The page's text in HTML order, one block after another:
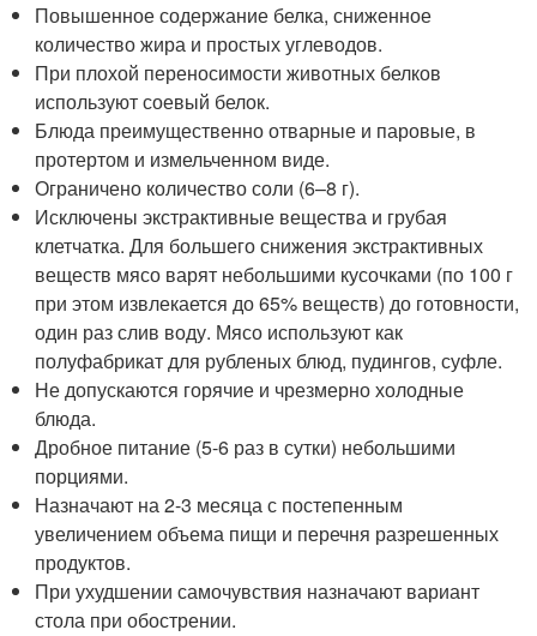
Повышенное содержание белка, сниженное
количество жира и простых углеводов.
При плохой переносимости животных белков
используют соевый белок.
Блюда преимущественно отварные и паровые, в
протертом и измельченном виде.
Ограничено количество соли (6–8 г).
Исключены экстрактивные вещества и грубая
клетчатка. Для большего снижения экстрактивных
веществ мясо варят небольшими кусочками (по 100 г
при этом извлекается до 65% веществ) до готовности,
один раз слив воду. Мясо используют как
полуфабрикат для рубленых блюд, пудингов, суфле.
Не допускаются горячие и чрезмерно холодные
блюда.
Дробное питание (5-6 раз в сутки) небольшими
порциями.
Назначают на 2-3 месяца с постепенным
увеличением объема пищи и перечня разрешенных
продуктов.
При ухудшении самочувствия назначают вариант
стола при обострении.